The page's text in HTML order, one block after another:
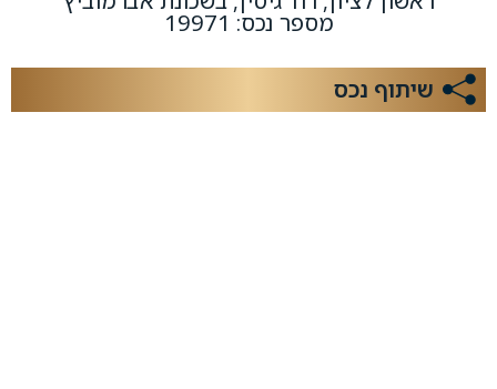
מספר נכס: 19971
שיתוף נכס